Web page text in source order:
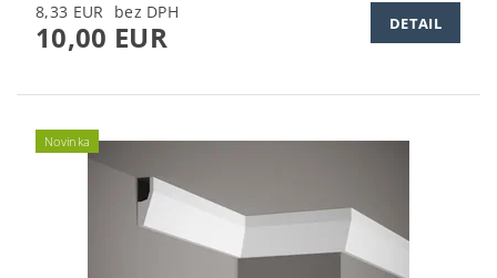
8,33 EUR
10,00 EUR DETAIL
Novinka